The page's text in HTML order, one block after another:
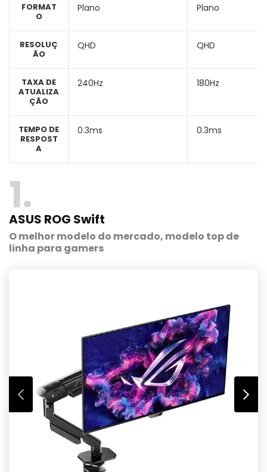
FORMAT
O
RESOLUÇ
ÃO
TAXA DE
ATUALIZA
ÇÃO
TEMPO DE
RESPOST
A
Plano
QHD
240Hz
0.3ms
Plano
QHD
180Hz
0.3ms
1
ASUS ROG Swift
O melhor modelo do mercado, modelo top de
linha para gamers